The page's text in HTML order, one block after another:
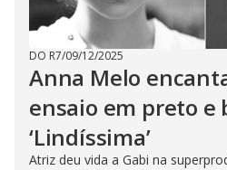
DO R7/09/12/2025
Anna Melo
ensaio em preto e
‘Lindíssima’
Atriz deu vida a Gabi na